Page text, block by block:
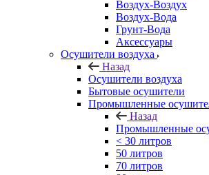
Воздух-Воздух
Воздух-Вода
Грунт-Вода
Аксессуары
Осушители воздуха
Назад
Осушители воздуха
Бытовые осушители
Промышленные
Назад
Промышленные
< 30 литров
50 литров
70 литров